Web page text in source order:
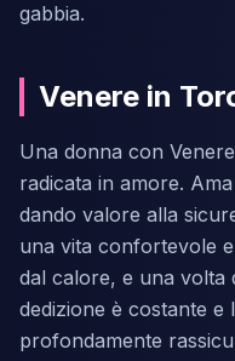
gabbia.
Venere in
Una donna con
radicata in amore.
dando valore alla
una vita confortevole
dal calore, e una volta
dedizione è costante e
profondamente